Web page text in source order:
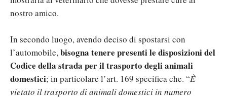
nostro amico.
In secondo luogo, avendo deciso di spostarsi con
l’automobile,bisogna tenere presenti le disposizioni del
Codice della strada per il trasporto degli animali
domestici; in particolare l’art. 169 specifica che. “È
vietato il trasporto di animali domestici in numero